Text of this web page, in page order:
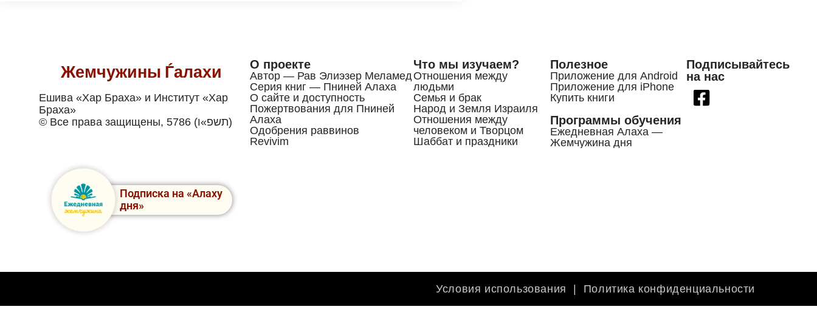
Жемчужины Ѓалахи
Ешива «Хар Браха» и Институт «Хар
Браха»
© Все права защищены, 5786 (תשפ»ו)
Подписка на «Алаху
дня»
О проекте
Автор — Рав Элиэзер Меламед
Серия книг — Пниней Алаха
О сайте и доступность
Пожертвования для Пниней
Алаха
Одобрения раввинов
Revivim
Что мы изучаем?
Отношения между
людьми
Семья и брак
Народ и Земля Израиля
Отношения между
человеком и Творцом
Шаббат и праздники
Полезное
Приложение для Android
Приложение для iPhone
Купить книги
Программы обучения
Ежедневная Алаха —
Жемчужина дня
Подписывайтесь
на нас
Условия использования | Политика конфиденциальности